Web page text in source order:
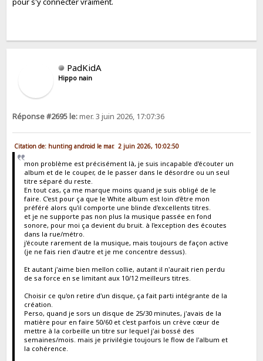
PadKidA
Hippo nain
Réponse #2695 le:mer. 3 juin 2026, 17:07:36
Citation de: hunting android le mar. 2 juin 2026, 10:02:50
mon problème est précisément là, je suis incapable d'écouter un
album et de le couper, de le passer dans le désordre ou un seul
titre séparé du reste.
En tout cas, ça me marque moins quand je suis obligé de le
faire. C'est pour ça que le White album est loin d'être mon
préféré alors qu'il comporte une blinde d'excellents titres.
et je ne supporte pas non plus la musique passée en fond
sonore, pour moi ça devient du bruit. à l'exception des écoutes
dans la rue/métro.
j'écoute rarement de la musique, mais toujours de façon active
(je ne fais rien d'autre et je me concentre dessus).
Et autant j'aime bien mellon collie, autant il n'aurait rien perdu
de sa force en se limitant aux 10/12 meilleurs titres.
Choisir ce qu'on retire d'un disque, ça fait parti intégrante de la
création.
Perso, quand je sors un disque de 25/30 minutes, j'avais de la
matière pour en faire 50/60 et c'est parfois un crève cœur de
mettre à la corbeille un titre sur lequel j'ai bossé des
semaines/mois. mais je privilégie toujours le flow de l'album et
la cohérence.